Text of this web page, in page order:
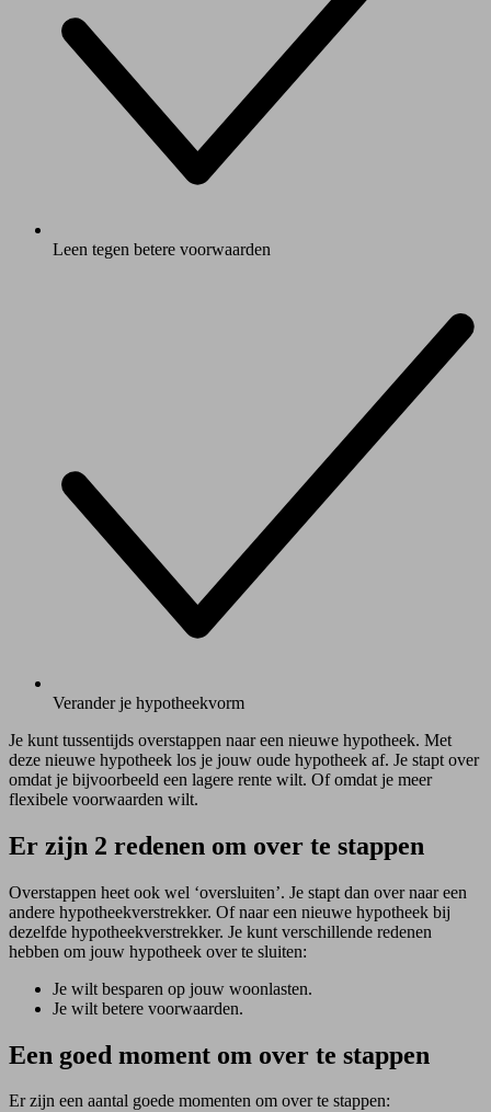
Leen tegen betere voorwaarden
Verander je hypotheekvorm
Je kunt tussentijds overstappen naar een nieuwe hypotheek. Met
deze nieuwe hypotheek los je jouw oude hypotheek af. Je stapt over
omdat je bijvoorbeeld een lagere rente wilt. Of omdat je meer
flexibele voorwaarden wilt.
Er zijn 2 redenen om over te stappen
Overstappen heet ook wel ‘oversluiten’. Je stapt dan over naar een
andere hypotheekverstrekker. Of naar een nieuwe hypotheek bij
dezelfde hypotheekverstrekker. Je kunt verschillende redenen
hebben om jouw hypotheek over te sluiten:
Je wilt besparen op jouw woonlasten.
Je wilt betere voorwaarden.
Een goed moment om over te stappen
Er zijn een aantal goede momenten om over te stappen: